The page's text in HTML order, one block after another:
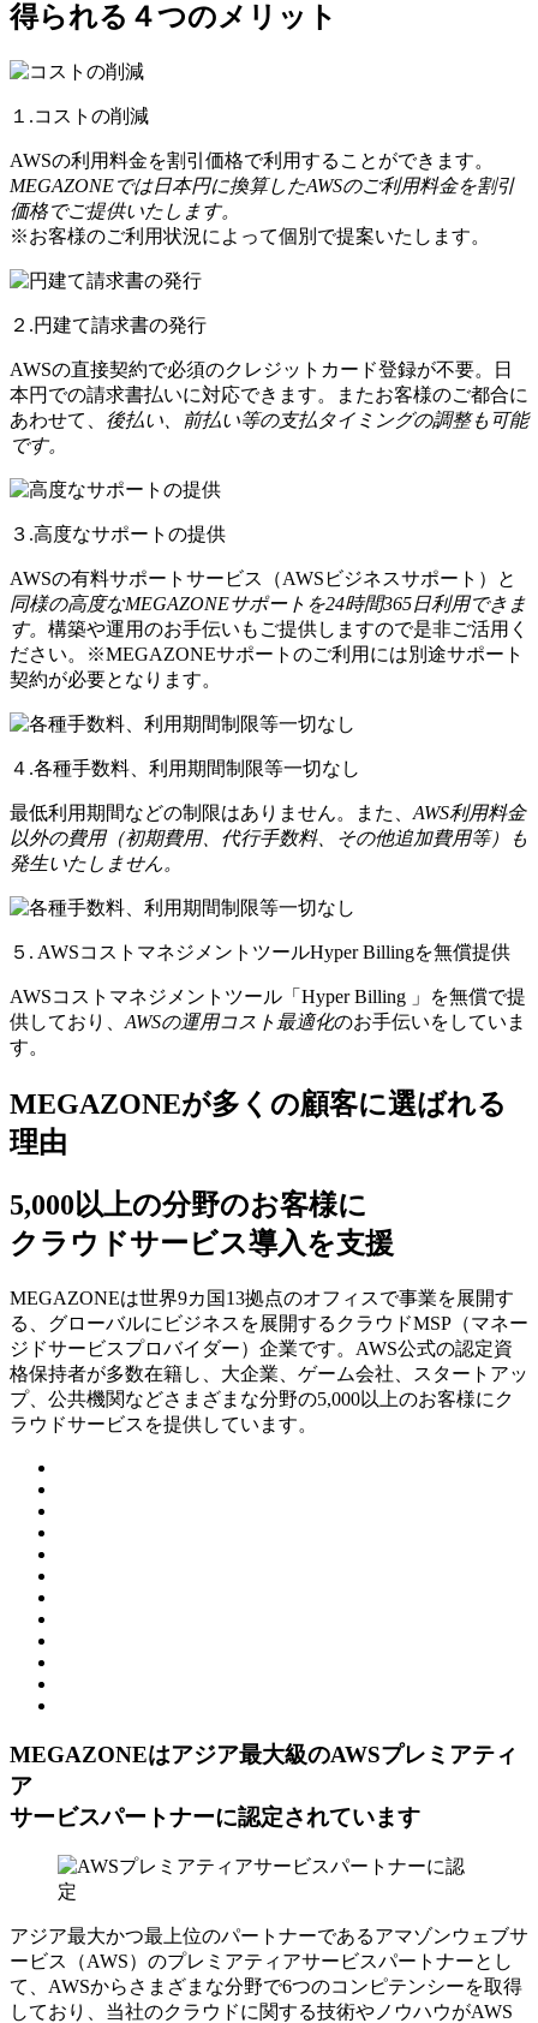
得られる４つのメリット
１.コストの削減
AWSの利用料金を割引価格で利用することができます。
MEGAZONEでは日本円に換算したAWSのご利用料金を割引
価格でご提供いたします。
※お客様のご利用状況によって個別で提案いたします。
２.円建て請求書の発行
AWSの直接契約で必須のクレジットカード登録が不要。日
本円での請求書払いに対応できます。またお客様のご都合に
あわせて、 後払い、前払い等の支払タイミングの調整も可能
です。
３.高度なサポートの提供
AWSの有料サポートサービス（AWSビジネスサポート）と
同様の高度なMEGAZONEサポートを24時間365日利用できま
す。 構築や運用のお手伝いもご提供しますので是非ご活用く
ださい。※MEGAZONEサポートのご利用には別途サポート
契約が必要となります。
４.各種手数料、利用期間制限等一切なし
最低利用期間などの制限はありません。また、 AWS利用料金
以外の費用（初期費用、代行手数料、その他追加費用等）も
発生いたしません。
５. AWSコストマネジメントツールHyper Billingを無償提供
AWSコストマネジメントツール「Hyper Billing 」を無償で提
供しており、 AWSの運⽤コスト最適化のお⼿伝いをしていま
す。
MEGAZONEが多くの顧客に選ばれる
理由
5,000以上の分野のお客様に
クラウドサービス導入を支援
MEGAZONEは世界9カ国13拠点のオフィスで事業を展開す
る、グローバルにビジネスを展開するクラウドMSP（マネー
ジドサービスプロバイダー）企業です。AWS公式の認定資
格保持者が多数在籍し、⼤企業、ゲーム会社、スタートアッ
プ、公共機関などさまざまな分野の5,000以上のお客様にク
ラウドサービスを提供しています。
MEGAZONEはアジア最⼤級のAWSプレミアティ
ア
サービスパートナーに認定されています
アジア最大かつ最上位のパートナーであるアマゾンウェブサ
ービス（AWS）のプレミアティアサービスパートナーとし
て、AWSからさまざまな分野で6つのコンピテンシーを取得
しており、当社のクラウドに関する技術やノウハウがAWS